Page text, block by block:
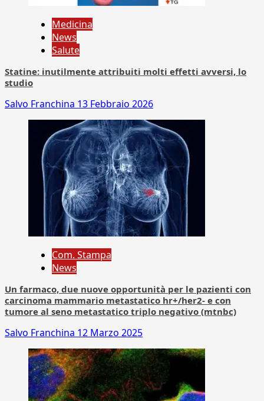
Medicina
News
Salute
Statine: inutilmente attribuiti molti effetti avversi, lo
studio
Salvo Franchina 13 Febbraio 2026
Com. Stampa
News
Un farmaco, due nuove opportunità per le pazienti con
carcinoma mammario metastatico hr+/her2- e con
tumore al seno metastatico triplo negativo (mtnbc)
Salvo Franchina 12 Marzo 2025